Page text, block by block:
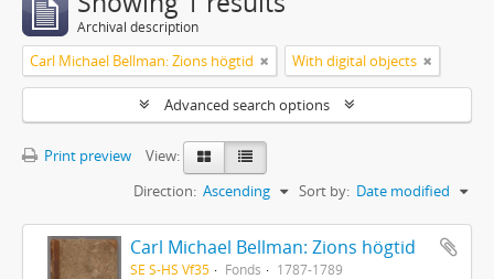
Archival description
Carl Michael Bellman: Zions högtid With digital objects
Advanced search options
Print preview
View:
Sort by: Date modified
Direction: Ascending
Carl Michael Bellman: Zions högtid
SE S-HS Vf35 Fonds 1787-1789